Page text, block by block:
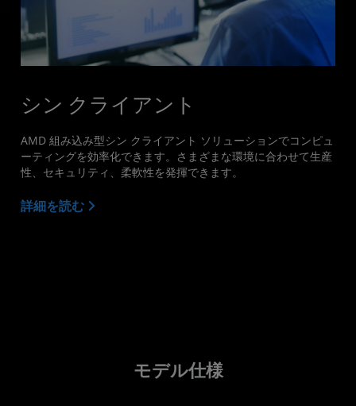
シン クライアント
AMD 組み込み型シン クライアント ソリューションでコンピュ
ーティングを効率化できます。さまざまな環境に合わせて生産
性、セキュリティ、柔軟性を発揮できます。
詳細を読む
モデル仕様